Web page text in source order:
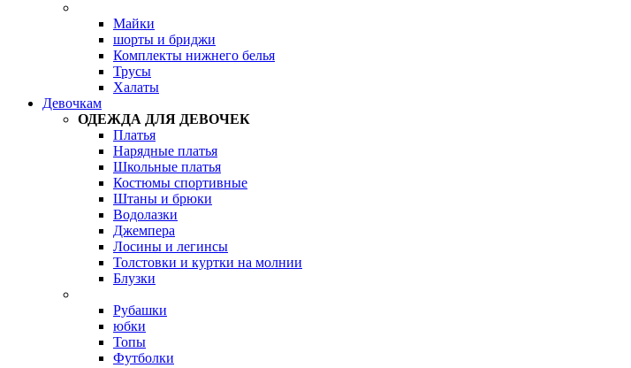
Майки
шорты и бриджи
Комплекты нижнего белья
Трусы
Халаты
Девочкам
ОДЕЖДА ДЛЯ ДЕВОЧЕК
Платья
Нарядные платья
Школьные платья
Костюмы спортивные
Штаны и брюки
Водолазки
Джемпера
Лосины и легинсы
Толстовки и куртки на молнии
Блузки
Рубашки
юбки
Топы
Футболки